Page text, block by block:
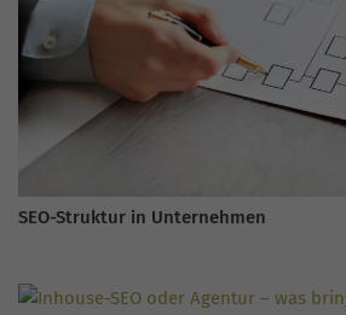
SEO-Struktur in Unternehmen